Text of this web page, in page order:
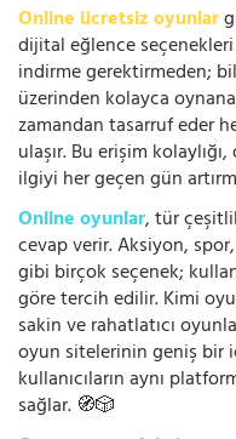
Online ücretsiz oyunlar
dijital eğlence seçenekleri
indirme gerektirmeden;
üzerinden kolayca
zamandan tasarruf eder
ulaşır. Bu erişim
ilgiyi her geçen gün
Online oyunlar, tür
cevap verir. Aksiyon,
gibi birçok seçenek;
göre tercih edilir. Kimi
sakin ve rahatlatıcı
oyun sitelerinin geniş bir
kullanıcıların aynı
sağlar. 🧭🎲